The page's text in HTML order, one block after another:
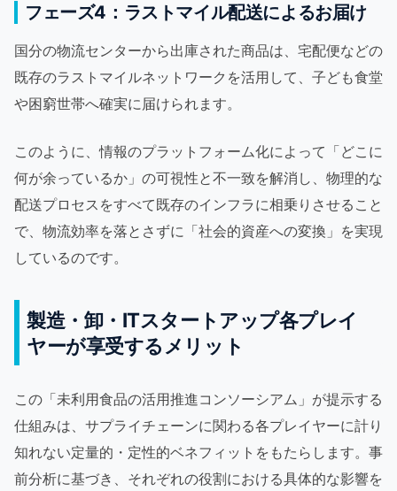
フェーズ4：ラストマイル配送によるお届け
国分の物流センターから出庫された商品は、宅配便などの
既存のラストマイルネットワークを活用して、子ども食堂
や困窮世帯へ確実に届けられます。
このように、情報のプラットフォーム化によって「どこに
何が余っているか」の可視性と不一致を解消し、物理的な
配送プロセスをすべて既存のインフラに相乗りさせること
で、物流効率を落とさずに「社会的資産への変換」を実現
しているのです。
製造・卸・ITスタートアップ各プレイ
ヤーが享受するメリット
この「未利用食品の活用推進コンソーシアム」が提示する
仕組みは、サプライチェーンに関わる各プレイヤーに計り
知れない定量的・定性的ベネフィットをもたらします。事
前分析に基づき、それぞれの役割における具体的な影響を